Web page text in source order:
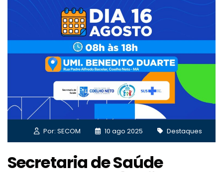
Por: SECOM 10 ago 2025 Destaques
Secretaria de Saúde